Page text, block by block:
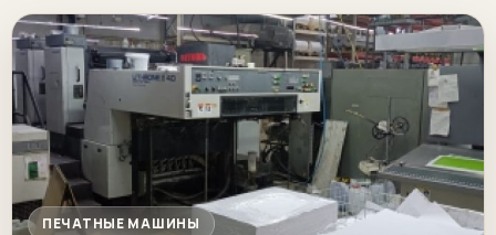
ПЕЧАТНЫЕ МАШИНЫ